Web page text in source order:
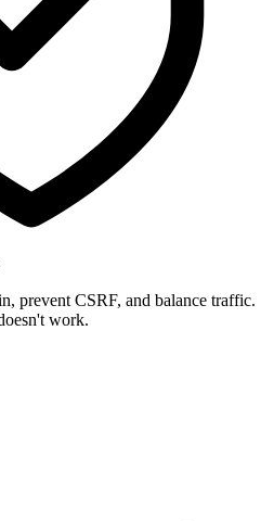
prevent CSRF, and balance traffic.
work.